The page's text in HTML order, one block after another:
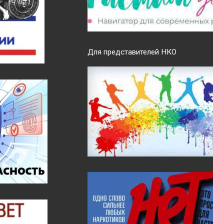
Для представителей НКО